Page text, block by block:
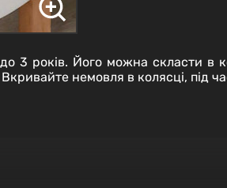
3 років. Його можна скласти
немовля в колясці, під